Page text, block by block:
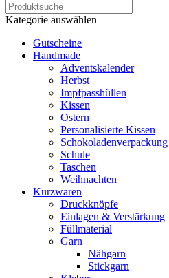
Kategorie auswählen
Gutscheine
Handmade
Adventskalender
Herbst
Impfpasshüllen
Kissen
Ostern
Personalisierte Kissen
Schokoladenverpackung
Schule
Taschen
Weihnachten
Kurzwaren
Druckknöpfe
Einlagen & Verstärkung
Füllmaterial
Garn
Nähgarn
Stickgarn